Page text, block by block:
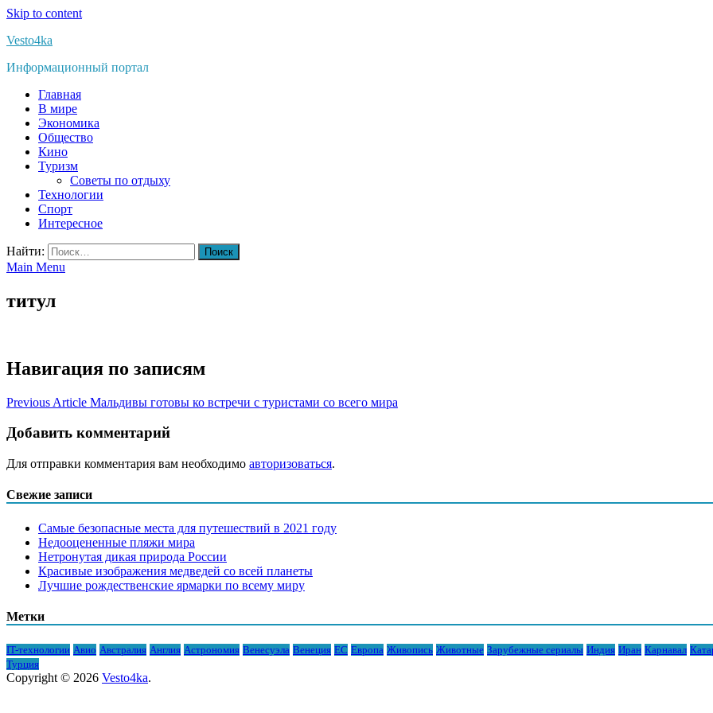
Skip to content
Vesto4ka
Информационный портал
Главная
В мире
Экономика
Общество
Кино
Туризм
Советы по отдыху
Технологии
Спорт
Интересное
Найти:
Main Menu
титул
Навигация по записям
Previous Article Мальдивы готовы ко встречи с туристами со всего мира
Добавить комментарий
Для отправки комментария вам необходимо авторизоваться.
Свежие записи
Самые безопасные места для путешествий в 2021 году
Недооцененные пляжи мира
Нетронутая дикая природа России
Красивые изображения медведей со всей планеты
Лучшие рождественские ярмарки по всему миру
Метки
IT-технологии Авио Австралия Англия Астрономия Венесуэла Венеция ЕС Европа Живопись Животные Зарубежные сериалы Индия Иран Карнавал
Турция
Copyright © 2026 Vesto4ka.